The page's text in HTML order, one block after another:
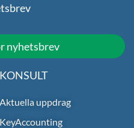
nyhetsbrev
KONSULT
Aktuella uppdrag
KeyAccounting